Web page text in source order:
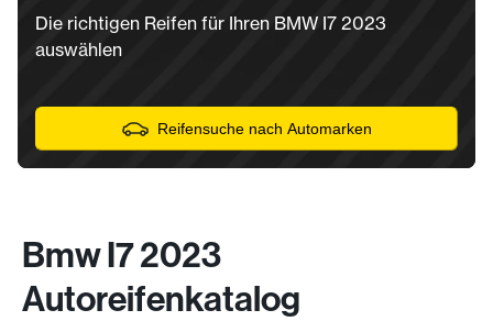
Die richtigen Reifen für Ihren BMW I7 2023
auswählen
Reifensuche nach Automarken
Bmw I7 2023
Autoreifenkatalog